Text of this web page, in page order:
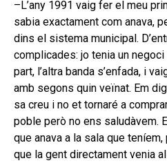
–L’any 1991 vaig fer el meu
sabia exactament com anava,
dins el sistema municipal.
complicades: jo tenia un negoci
part, l’altra banda s’enfada, i
amb segons quin veïnat. Em
sa creu i no et tornaré a
poble però no ens saludàvem.
que anava a la sala que
que la gent directament venia